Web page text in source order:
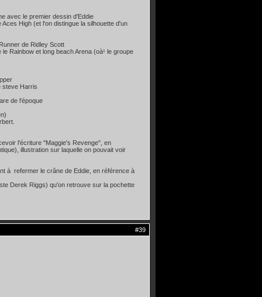
avec le premier dessin d'Eddie
High (et l'on distingue la silhouette d'un
de Ridley Scott
Rainbow et long beach Arena (oà¹ le groupe
steve Harris
de l'époque
l'écriture "Maggie's Revenge", en
illustration sur laquelle on pouvait voir
à refermer le crâne de Eddie, en référence à
Derek Riggs) qu'on retrouve sur la pochette
#39